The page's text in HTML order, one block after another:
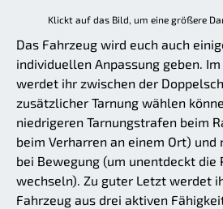
Klickt auf das Bild, um eine größere
Das Fahrzeug wird euch auch
individuellen Anpassung geben.
werdet ihr zwischen der
zusätzlicher Tarnung wählen
niedrigeren Tarnungstrafen beim
beim Verharren an einem Ort)
bei Bewegung (um unentdeckt die
wechseln). Zu guter Letzt werdet
Fahrzeug aus drei aktiven